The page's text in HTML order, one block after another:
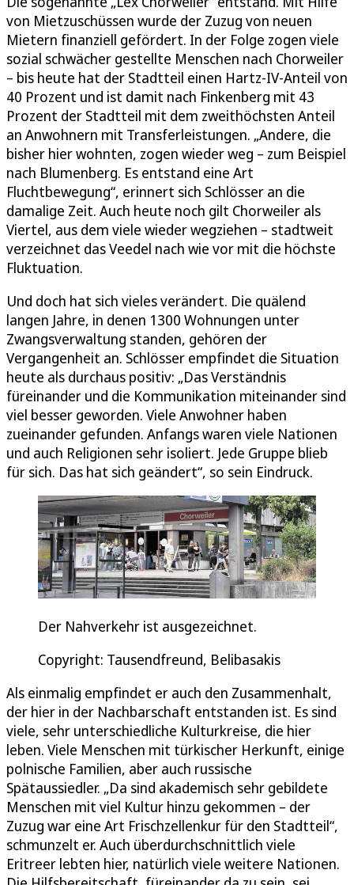
von Mietzuschüssen wurde der Zuzug von neuen
Mietern finanziell gefördert. In der Folge zogen viele
sozial schwächer gestellte Menschen nach Chorweiler
– bis heute hat der Stadtteil einen Hartz-IV-Anteil von
40 Prozent und ist damit nach Finkenberg mit 43
Prozent der Stadtteil mit dem zweithöchsten Anteil
an Anwohnern mit Transferleistungen. „Andere, die
bisher hier wohnten, zogen wieder weg – zum Beispiel
nach Blumenberg. Es entstand eine Art
Fluchtbewegung“, erinnert sich Schlösser an die
damalige Zeit. Auch heute noch gilt Chorweiler als
Viertel, aus dem viele wieder wegziehen – stadtweit
verzeichnet das Veedel nach wie vor mit die höchste
Fluktuation.
Und doch hat sich vieles verändert. Die quälend
langen Jahre, in denen 1300 Wohnungen unter
Zwangsverwaltung standen, gehören der
Vergangenheit an. Schlösser empfindet die Situation
heute als durchaus positiv: „Das Verständnis
füreinander und die Kommunikation miteinander sind
viel besser geworden. Viele Anwohner haben
zueinander gefunden. Anfangs waren viele Nationen
und auch Religionen sehr isoliert. Jede Gruppe blieb
für sich. Das hat sich geändert“, so sein Eindruck.
Der Nahverkehr ist ausgezeichnet.
Copyright: Tausendfreund, Belibasakis
Als einmalig empfindet er auch den Zusammenhalt,
der hier in der Nachbarschaft entstanden ist. Es sind
viele, sehr unterschiedliche Kulturkreise, die hier
leben. Viele Menschen mit türkischer Herkunft, einige
polnische Familien, aber auch russische
Spätaussiedler. „Da sind akademisch sehr gebildete
Menschen mit viel Kultur hinzu gekommen – der
Zuzug war eine Art Frischzellenkur für den Stadtteil“,
schmunzelt er. Auch überdurchschnittlich viele
Eritreer lebten hier, natürlich viele weitere Nationen.